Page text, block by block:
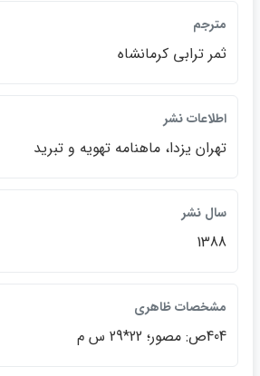
مترجم
ثمر ترابي كرمانشاه
اطلاعات نشر
تهران يزدا، ماهنامه تهويه و تبريد
سال نشر
1388
مشخصات ظاهري
404ص: مصور؛ 22*29 س م